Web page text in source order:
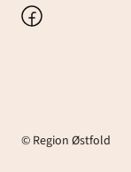
Facebook
© Region Østfold